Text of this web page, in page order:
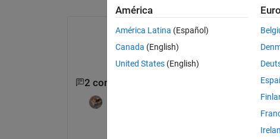
2 comentarios
It is time for you to learn to use loops. Here
América
América Latina (Español)
Canada (English)
United States (English)